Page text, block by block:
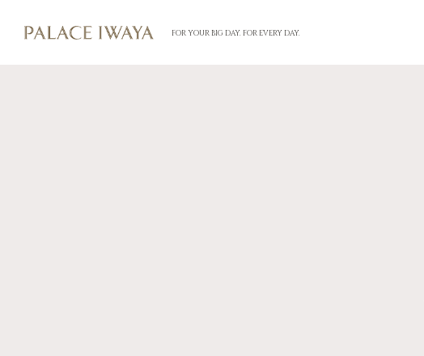
FOR YOUR BIG DAY. FOR EVERY DAY.